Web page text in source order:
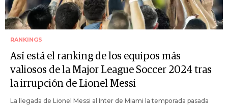
RANKINGS
Así está el ranking de los equipos más
valiosos de la Major League Soccer 2024 tras
la irrupción de Lionel Messi
La llegada de Lionel Messi al Inter de Miami la temporada pasada